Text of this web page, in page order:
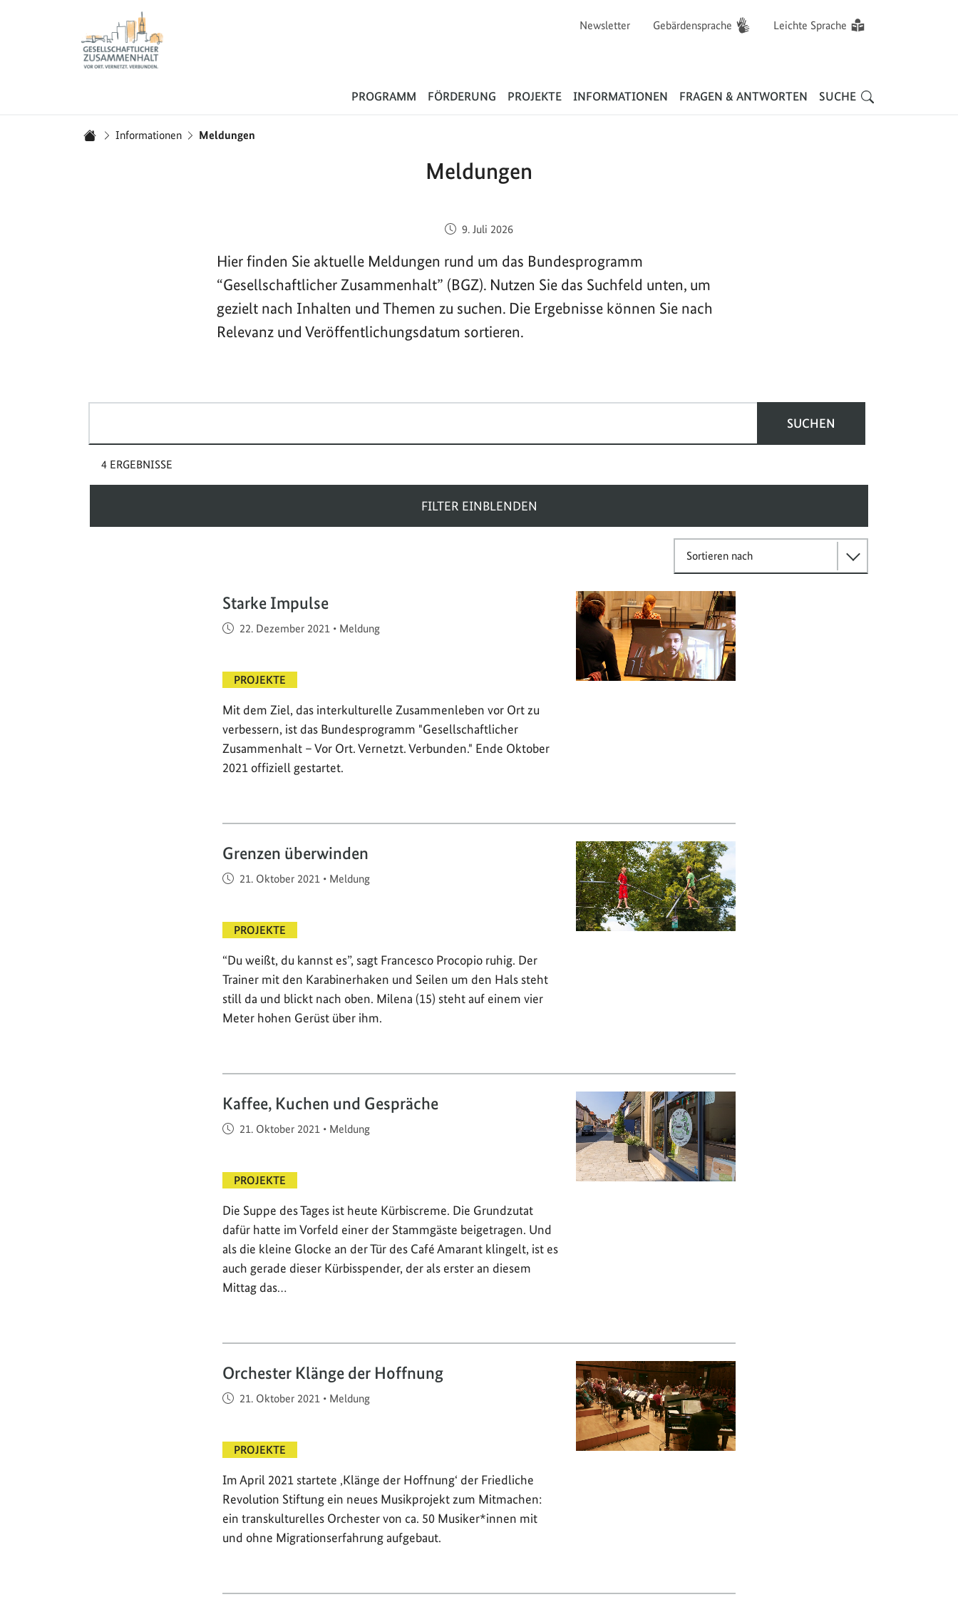
Newsletter Gebärdensprache Leichte Sprache
PROGRAMM FÖRDERUNG PROJEKTE INFORMATIONEN FRAGEN & ANTWORTEN SUCHE
Informationen Meldungen
Meldungen
Veröffentlicht am:
9. Juli 2026
Hier finden Sie aktuelle Meldungen rund um das Bundesprogramm
“Gesellschaftlicher Zusammenhalt” (BGZ). Nutzen Sie das Suchfeld unten, um
gezielt nach Inhalten und Themen zu suchen. Die Ergebnisse können Sie nach
Relevanz und Veröffentlichungsdatum sortieren.
SUCHEN
4 ERGEBNISSE
FILTER EINBLENDEN
Sortieren nach
Starke Impulse
Veröffentlicht am
22. Dezember 2021 • Meldung
PROJEKTE
Mit dem Ziel, das interkulturelle Zusammenleben vor Ort zu
verbessern, ist das Bundesprogramm "Gesellschaftlicher
Zusammenhalt – Vor Ort. Vernetzt. Verbunden." Ende Oktober
2021 offiziell gestartet.
Grenzen überwinden
Veröffentlicht am
21. Oktober 2021 • Meldung
PROJEKTE
“Du weißt, du kannst es”, sagt Francesco Procopio ruhig. Der
Trainer mit den Karabinerhaken und Seilen um den Hals steht
still da und blickt nach oben. Milena (15) steht auf einem vier
Meter hohen Gerüst über ihm.
Kaffee, Kuchen und Gespräche
Veröffentlicht am
21. Oktober 2021 • Meldung
PROJEKTE
Die Suppe des Tages ist heute Kürbiscreme. Die Grundzutat
dafür hatte im Vorfeld einer der Stammgäste beigetragen. Und
als die kleine Glocke an der Tür des Café Amarant klingelt, ist es
auch gerade dieser Kürbisspender, der als erster an diesem
Mittag das…
Orchester Klänge der Hoffnung
Veröffentlicht am
21. Oktober 2021 • Meldung
PROJEKTE
Im April 2021 startete ‚Klänge der Hoffnung‘ der Friedliche
Revolution Stiftung ein neues Musikprojekt zum Mitmachen:
ein transkulturelles Orchester von ca. 50 Musiker*innen mit
und ohne Migrationserfahrung aufgebaut.